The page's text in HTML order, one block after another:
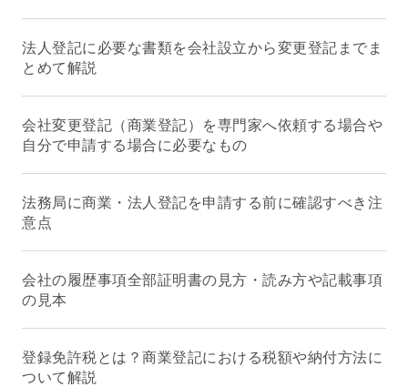
法人登記に必要な書類を会社設立から変更登記までま
とめて解説
会社変更登記（商業登記）を専門家へ依頼する場合や
自分で申請する場合に必要なもの
法務局に商業・法人登記を申請する前に確認すべき注
意点
会社の履歴事項全部証明書の見方・読み方や記載事項
の見本
登録免許税とは？商業登記における税額や納付方法に
ついて解説